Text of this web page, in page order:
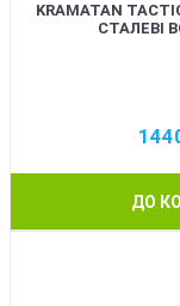
KRAMATAN
СТАЛЕВІ
ДО